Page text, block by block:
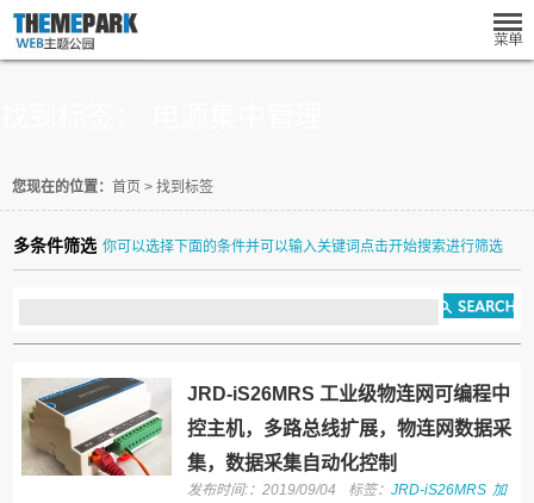
您现在的位置： 首页 > 找到标签
多条件筛选 你可以选择下面的条件并可以输入关键词点击开始搜索进行筛选
JRD-iS26MRS 工业级物连网可编程中
控主机，多路总线扩展，物连网数据采
集，数据采集自动化控制
发布时间:：2019/09/04 标签： JRD-iS26MRS 加